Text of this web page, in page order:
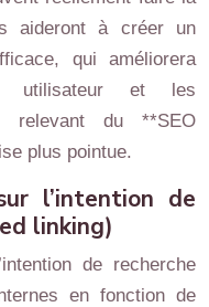
aideront à créer un
qui améliorera
utilisateur et les
relevant du **SEO
plus pointue.
l’intention de
linking)
de recherche
en fonction de